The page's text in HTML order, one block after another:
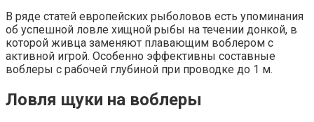
В ряде статей европейских рыболовов есть упоминания
об успешной ловле хищной рыбы на течении донкой, в
которой живца заменяют плавающим воблером с
активной игрой. Особенно эффективны составные
воблеры с рабочей глубиной при проводке до 1 м.
Ловля щуки на воблеры